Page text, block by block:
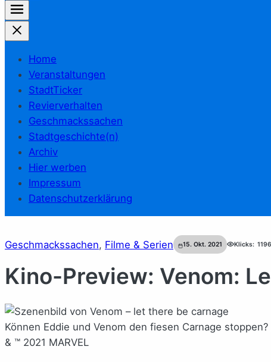
Home
Veranstaltungen
StadtTicker
Revierverhalten
Geschmackssachen
Stadtgeschichte(n)
Archiv
Hier werben
Impressum
Datenschutzerklärung
Geschmackssachen, Filme & Serien 15. Okt. 2021 Klicks:
Kino-Preview: Venom:
Können Eddie und Venom den fiesen Carnage
& ™ 2021 MARVEL